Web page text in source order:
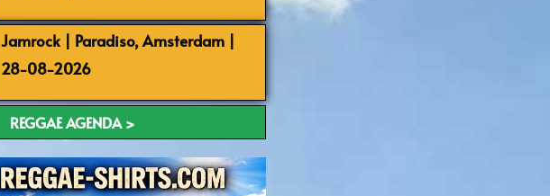
Jamrock | Paradiso, Amsterdam |
28-08-2026
REGGAE AGENDA >